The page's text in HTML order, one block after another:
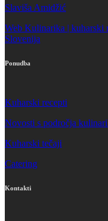
Slaviša Amidžić
Web Kulinarika | kuharski
Slovenija
Ponudba
Kuharski recepti
Novosti s področja
Kuharski tečaji
Catering
Kontakti